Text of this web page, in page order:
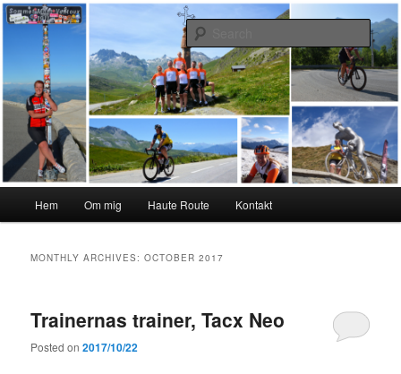
Skip
to
Skip
to
secondary
Karolina Örnstedt
#interiktigtsomallaandra
Hem Om mig Haute Route Kontakt
MONTHLY ARCHIVES:OCTOBER 2017
Trainernas trainer, Tacx Neo
Posted on2017/10/22